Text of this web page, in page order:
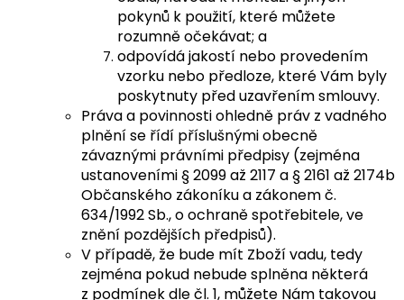
pokynů k použití, které můžete
rozumně očekávat; a
odpovídá jakostí nebo provedením
vzorku nebo předloze, které Vám byly
poskytnuty před uzavřením smlouvy.
Práva a povinnosti ohledně práv z vadného
plnění se řídí příslušnými obecně
závaznými právními předpisy (zejména
ustanoveními § 2099 až 2117 a § 2161 až 2174b
Občanského zákoníku a zákonem č.
634/1992 Sb., o ochraně spotřebitele, ve
znění pozdějších předpisů).
V případě, že bude mít Zboží vadu, tedy
zejména pokud nebude splněna některá
z podmínek dle čl. 1, můžete Nám takovou